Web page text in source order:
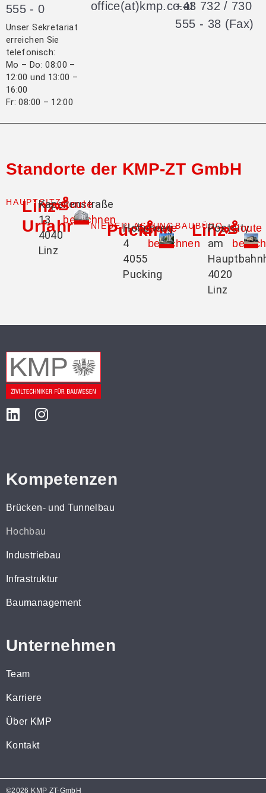
555 - 0
Unser Sekretariat
erreichen Sie
telefonisch:
Mo – Do: 08:00 –
12:00 und 13:00 –
16:00
Fr: 08:00 – 12:00
office(at)kmp.co.at+43 732 / 730
555 - 38 (Fax)
Standorte der KMP-ZT GmbH
HAUPTSITZ
Linz-
Urfahr
Kapellenstraße
13
4040
Linz
Route
berechnenNIEDERLASSUNG
Pucking
Hobelweg
4
4055
Pucking
Route
berechnen
BAUBÜRO
LinzPostcity
am
4020
Linz
Route
Kompetenzen
Brücken- und Tunnelbau
Hochbau
Industriebau
Infrastruktur
Baumanagement
Unternehmen
Team
Karriere
Über KMP
Kontakt
©2026 KMP ZT-GmbH